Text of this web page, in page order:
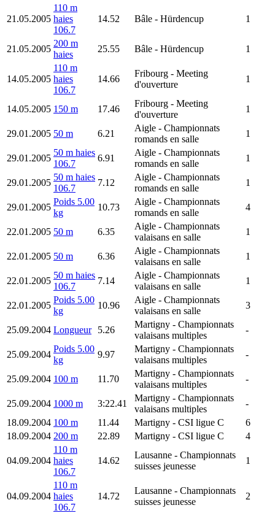
21.05.2005
110 m
haies
106.7
14.52 Bâle - Hürdencup 1
21.05.2005
200 m
haies
25.55 Bâle - Hürdencup 1
14.05.2005
110 m
haies
106.7
14.66
Fribourg - Meeting
d'ouverture
1
14.05.2005 150 m 17.46
Fribourg - Meeting
d'ouverture
1
29.01.2005 50 m 6.21
Aigle - Championnats
romands en salle
1
29.01.2005
50 m haies
106.7
6.91
Aigle - Championnats
romands en salle
1
29.01.2005
50 m haies
106.7
7.12
Aigle - Championnats
romands en salle
1
29.01.2005
Poids 5.00
kg
10.73
Aigle - Championnats
romands en salle
4
22.01.2005 50 m 6.35
Aigle - Championnats
valaisans en salle
1
22.01.2005 50 m 6.36
Aigle - Championnats
valaisans en salle
1
22.01.2005
50 m haies
106.7
7.14
Aigle - Championnats
valaisans en salle
1
22.01.2005
Poids 5.00
kg
10.96
Aigle - Championnats
valaisans en salle
3
25.09.2004 Longueur 5.26
Martigny - Championnats
valaisans multiples
-
25.09.2004
Poids 5.00
kg
9.97
Martigny - Championnats
valaisans multiples
-
25.09.2004 100 m 11.70
Martigny - Championnats
valaisans multiples
-
25.09.2004 1000 m 3:22.41
Martigny - Championnats
valaisans multiples
-
18.09.2004 100 m 11.44 Martigny - CSI ligue C
6
18.09.2004 200 m 22.89 Martigny - CSI ligue C 4
04.09.2004
110 m
haies
106.7
14.62
Lausanne - Championnats
suisses jeunesse
1
04.09.2004
110 m
haies
106.7
14.72
Lausanne - Championnats
suisses jeunesse
2